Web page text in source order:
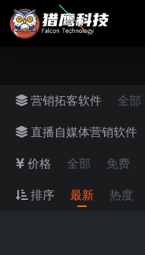
营销拓客软件 全部
直播自媒体营销软件
价格
全部 免费
排序
最新 热度